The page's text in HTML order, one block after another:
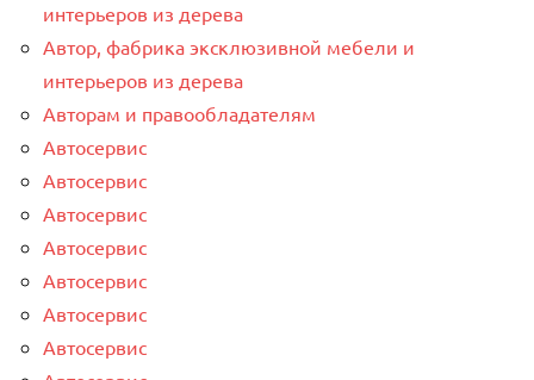
интерьеров из дерева
Автор, фабрика эксклюзивной мебели и
интерьеров из дерева
Авторам и правообладателям
Автосервис
Автосервис
Автосервис
Автосервис
Автосервис
Автосервис
Автосервис